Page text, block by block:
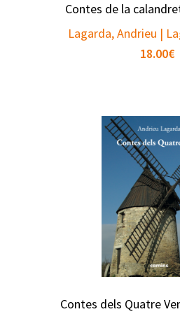
Contes de la
Lagarda, Andrieu |
18.00€
Contes dels Quatre